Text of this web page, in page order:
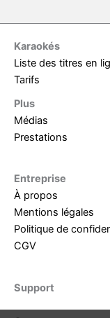
Karaokés
Liste des titres en
Tarifs
Plus
Médias
Prestations
Entreprise
À propos
Mentions légales
Politique de
CGV
Support